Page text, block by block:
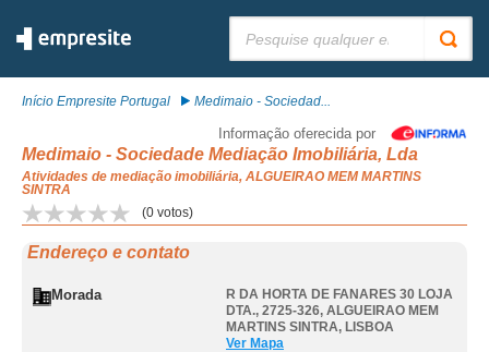
Início Empresite Portugal Medimaio - Sociedad...
Informação oferecida por
Medimaio - Sociedade Mediação Imobiliária, Lda
Atividades de mediação imobiliária, ALGUEIRAO MEM MARTINS
SINTRA
(0 votos)
Endereço e contato
Morada
R DA HORTA DE FANARES 30 LOJA
DTA., 2725-326, ALGUEIRAO MEM
MARTINS SINTRA, LISBOA
Ver Mapa